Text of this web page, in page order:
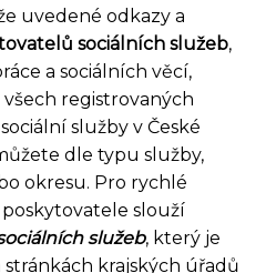
uvedené odkazy a
sociálních služeb,
a sociálních věcí,
registrovaných
služby v České
dle typu služby,
okresu. Pro rychlé
slouží
služeb, který je
krajských úřadů